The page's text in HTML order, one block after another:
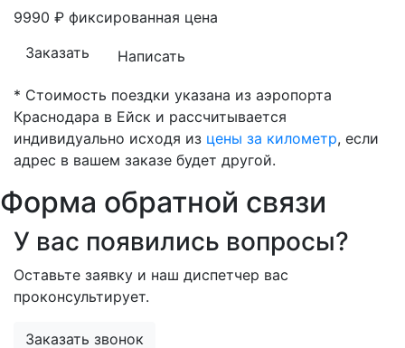
9990 ₽ фиксированная цена
Заказать
Написать
* Стоимость поездки указана из аэропорта
Краснодара в Ейск и рассчитывается
индивидуально исходя из цены за километр, если
адрес в вашем заказе будет другой.
Форма обратной связи
У вас появились вопросы?
Оставьте заявку и наш диспетчер вас
проконсультирует.
Заказать звонок